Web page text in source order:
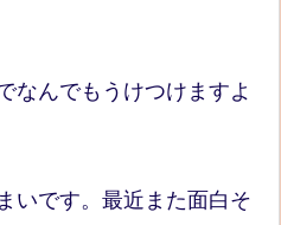
なんでもうけつけますよ
いです。最近また面白そ